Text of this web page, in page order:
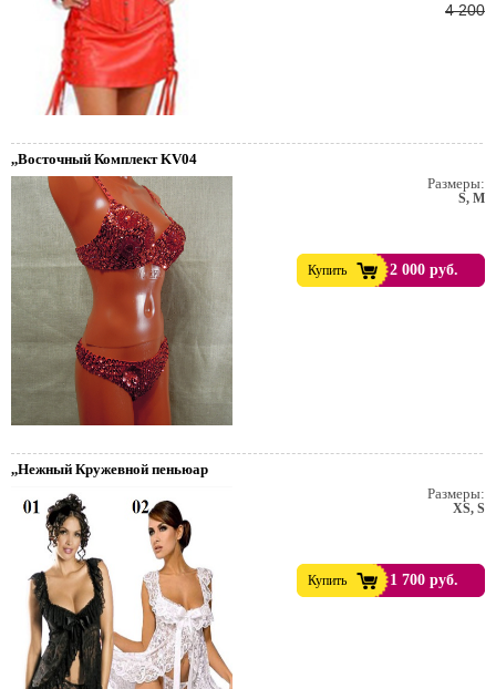
Пивной праздник.
4 200
,,Восточный Комплект KV04
Размеры:
S, M
Купить 2 000 руб.
,,Нежный Кружевной пеньюар
Размеры:
XS, S
Купить 1 700 руб.